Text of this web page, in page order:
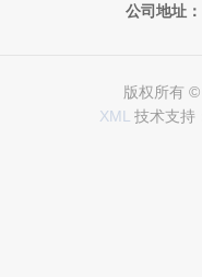
公司地址：
版权所有
XML 技术支持